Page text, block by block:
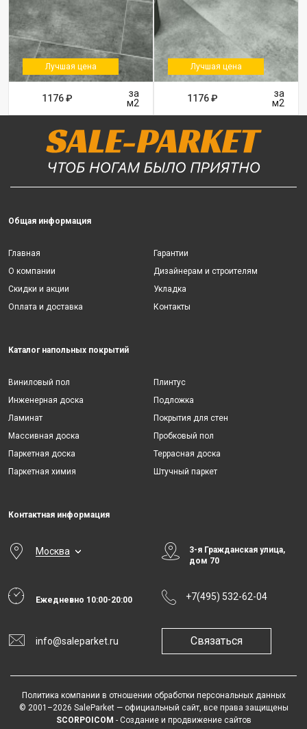
Лучшая цена
1176 ₽
за
м2
Лучшая цена
1176 ₽
за
м2
Общая информация
Главная
О компании
Скидки и акции
Оплата и доставка
Гарантии
Дизайнерам и строителям
Укладка
Контакты
Каталог напольных покрытий
Виниловый пол
Инженерная доска
Ламинат
Массивная доска
Паркетная доска
Паркетная химия
Плинтус
Подложка
Покрытия для стен
Пробковый пол
Террасная доска
Штучный паркет
Контактная информация
Москва
3-я Гражданская улица,
дом 70
Ежедневно 10:00-20:00 +7(495) 532-62-04
info@saleparket.ru Связаться
Политика компании в отношении обработки персональных данных
© 2001–2026 SaleParket — официальный сайт, все права защищены
SCORPOICOM - Создание и продвижение сайтов